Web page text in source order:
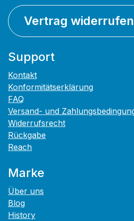
Vertrag widerrufen
Support
Kontakt
Konformitätserklärung
FAQ
Versand- und
Widerrufsrecht
Rückgabe
Reach
Marke
Über uns
Blog
History